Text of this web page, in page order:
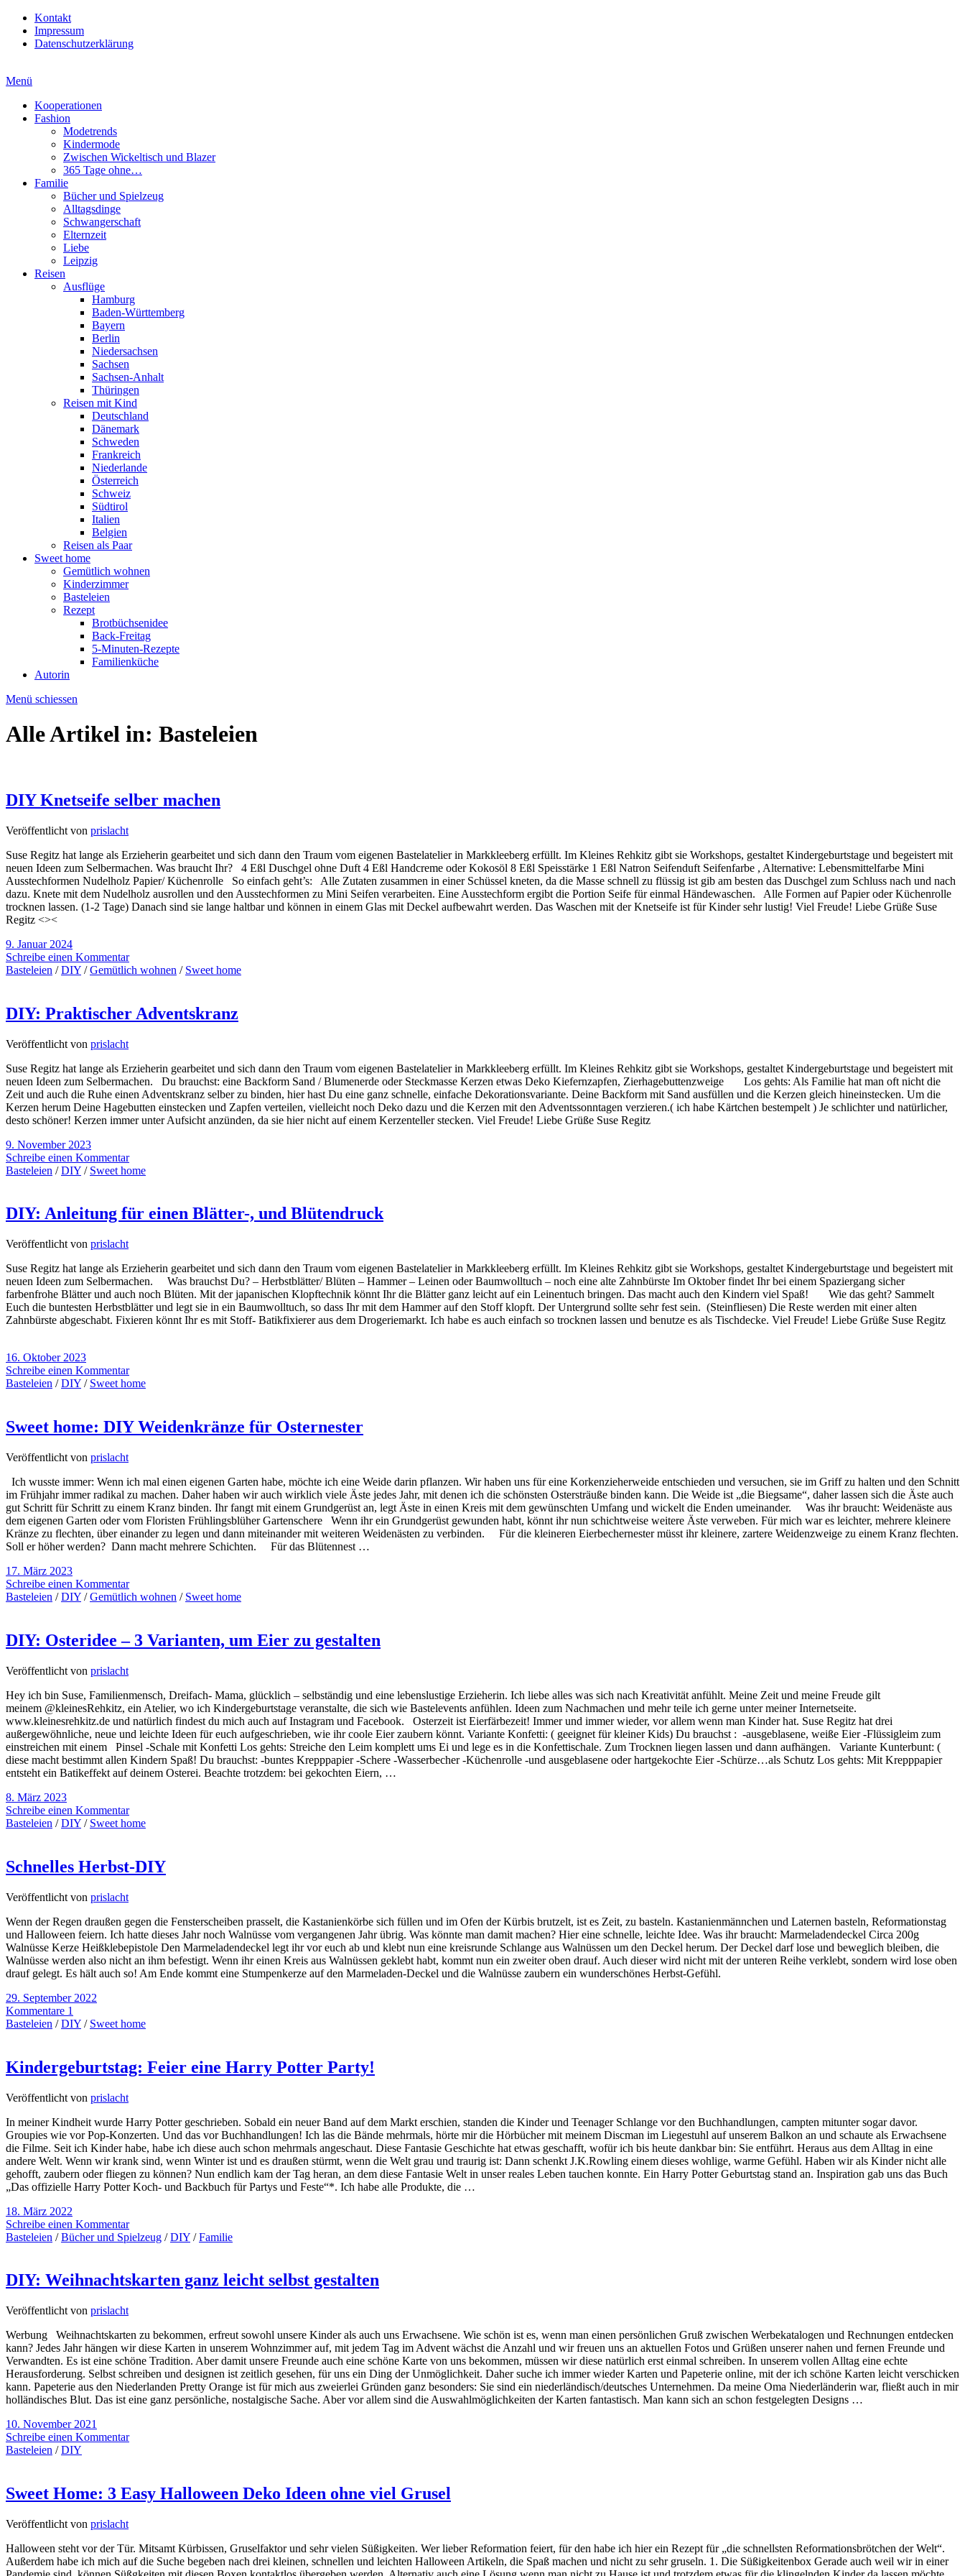
Kontakt
Impressum
Datenschutzerklärung
Menü
Kooperationen
Fashion
Modetrends
Kindermode
Zwischen Wickeltisch und Blazer
365 Tage ohne…
Familie
Bücher und Spielzeug
Alltagsdinge
Schwangerschaft
Elternzeit
Liebe
Leipzig
Reisen
Ausflüge
Hamburg
Baden-Württemberg
Bayern
Berlin
Niedersachsen
Sachsen
Sachsen-Anhalt
Thüringen
Reisen mit Kind
Deutschland
Dänemark
Schweden
Frankreich
Niederlande
Österreich
Schweiz
Südtirol
Italien
Belgien
Reisen als Paar
Sweet home
Gemütlich wohnen
Kinderzimmer
Basteleien
Rezept
Brotbüchsenidee
Back-Freitag
5-Minuten-Rezepte
Familienküche
Autorin
Menü schiessen
Alle Artikel in: Basteleien
DIY Knetseife selber machen
Veröffentlicht von prislacht
Suse Regitz hat lange als Erzieherin gearbeitet und sich dann den Traum vom eigenen Bastelatelier in Markkleeberg erfüllt. Im Kleines Rehkitz gibt sie Workshops, gestaltet Kindergeburtstage und begeistert mit
neuen Ideen zum Selbermachen. Was braucht Ihr? 4 Eßl Duschgel ohne Duft 4 Eßl Handcreme oder Kokosöl 8 Eßl Speisstärke 1 Eßl Natron Seifenduft Seifenfarbe , Alternative: Lebensmittelfarbe Mini
Ausstechformen Nudelholz Papier/ Küchenrolle So einfach geht’s: Alle Zutaten zusammen in einer Schüssel kneten, da die Masse schnell zu flüssig ist gib am besten das Duschgel zum Schluss nach und nach
dazu. Knete mit dem Nudelholz ausrollen und den Ausstechformen zu Mini Seifen verarbeiten. Eine Ausstechform ergibt die Portion Seife für einmal Händewaschen. Alle Formen auf Papier oder Küchenrolle
trocknen lassen. (1-2 Tage) Danach sind sie lange haltbar und können in einem Glas mit Deckel aufbewahrt werden. Das Waschen mit der Knetseife ist für Kinder sehr lustig! Viel Freude! Liebe Grüße Suse
Regitz <><
9. Januar 2024
Schreibe einen Kommentar
Basteleien /DIY /Gemütlich wohnen / Sweet home
DIY: Praktischer Adventskranz
Veröffentlicht von prislacht
Suse Regitz hat lange als Erzieherin gearbeitet und sich dann den Traum vom eigenen Bastelatelier in Markkleeberg erfüllt. Im Kleines Rehkitz gibt sie Workshops, gestaltet Kindergeburtstage und begeistert mit
neuen Ideen zum Selbermachen. Du brauchst: eine Backform Sand / Blumenerde oder Steckmasse Kerzen etwas Deko Kiefernzapfen, Zierhagebuttenzweige Los gehts: Als Familie hat man oft nicht die
Zeit und auch die Ruhe einen Adventskranz selber zu binden, hier hast Du eine ganz schnelle, einfache Dekorationsvariante. Deine Backform mit Sand ausfüllen und die Kerzen gleich hineinstecken. Um die
Kerzen herum Deine Hagebutten einstecken und Zapfen verteilen, vielleicht noch Deko dazu und die Kerzen mit den Adventssonntagen verzieren.( ich habe Kärtchen bestempelt ) Je schlichter und natürlicher,
desto schöner! Kerzen immer unter Aufsicht anzünden, da sie hier nicht auf einem Kerzenteller stecken. Viel Freude! Liebe Grüße Suse Regitz
9. November 2023
Schreibe einen Kommentar
Basteleien /DIY / Sweet home
DIY: Anleitung für einen Blätter-, und Blütendruck
Veröffentlicht von prislacht
Suse Regitz hat lange als Erzieherin gearbeitet und sich dann den Traum vom eigenen Bastelatelier in Markkleeberg erfüllt. Im Kleines Rehkitz gibt sie Workshops, gestaltet Kindergeburtstage und begeistert mit
neuen Ideen zum Selbermachen. Was brauchst Du? – Herbstblätter/ Blüten – Hammer – Leinen oder Baumwolltuch – noch eine alte Zahnbürste Im Oktober findet Ihr bei einem Spaziergang sicher
farbenfrohe Blätter und auch noch Blüten. Mit der japanischen Klopftechnik könnt Ihr die Blätter ganz leicht auf ein Leinentuch bringen. Das macht auch den Kindern viel Spaß! Wie das geht? Sammelt
Euch die buntesten Herbstblätter und legt sie in ein Baumwolltuch, so dass Ihr mit dem Hammer auf den Stoff klopft. Der Untergrund sollte sehr fest sein. (Steinfliesen) Die Reste werden mit einer alten
Zahnbürste abgeschabt. Fixieren könnt Ihr es mit Stoff- Batikfixierer aus dem Drogeriemarkt. Ich habe es auch einfach so trocknen lassen und benutze es als Tischdecke. Viel Freude! Liebe Grüße Suse Regitz
16. Oktober 2023
Schreibe einen Kommentar
Basteleien /DIY / Sweet home
Sweet home: DIY Weidenkränze für Osternester
Veröffentlicht von prislacht
Ich wusste immer: Wenn ich mal einen eigenen Garten habe, möchte ich eine Weide darin pflanzen. Wir haben uns für eine Korkenzieherweide entschieden und versuchen, sie im Griff zu halten und den Schnitt
im Frühjahr immer radikal zu machen. Daher haben wir auch wirklich viele Äste jedes Jahr, mit denen ich die schönsten Ostersträuße binden kann. Die Weide ist „die Biegsame“, daher lassen sich die Äste auch
gut Schritt für Schritt zu einem Kranz binden. Ihr fangt mit einem Grundgerüst an, legt Äste in einen Kreis mit dem gewünschten Umfang und wickelt die Enden umeinander. Was ihr braucht: Weidenäste aus
dem eigenen Garten oder vom Floristen Frühlingsblüher Gartenschere Wenn ihr ein Grundgerüst gewunden habt, könnt ihr nun schichtweise weitere Äste verweben. Für mich war es leichter, mehrere kleinere
Kränze zu flechten, über einander zu legen und dann miteinander mit weiteren Weidenästen zu verbinden. Für die kleineren Eierbechernester müsst ihr kleinere, zartere Weidenzweige zu einem Kranz flechten.
Soll er höher werden? Dann macht mehrere Schichten. Für das Blütennest …
17. März 2023
Schreibe einen Kommentar
Basteleien /DIY /Gemütlich wohnen / Sweet home
DIY: Osteridee – 3 Varianten, um Eier zu gestalten
Veröffentlicht von prislacht
Hey ich bin Suse, Familienmensch, Dreifach- Mama, glücklich – selbständig und eine lebenslustige Erzieherin. Ich liebe alles was sich nach Kreativität anfühlt. Meine Zeit und meine Freude gilt
meinem @kleinesRehkitz, ein Atelier, wo ich Kindergeburtstage veranstalte, die sich wie Bastelevents anfühlen. Ideen zum Nachmachen und mehr teile ich gerne unter meiner Internetseite.
www.kleinesrehkitz.de und natürlich findest du mich auch auf Instagram und Facebook. Osterzeit ist Eierfärbezeit! Immer und immer wieder, vor allem wenn man Kinder hat. Suse Regitz hat drei
außergewöhnliche, neue und leichte Ideen für euch aufgeschrieben, wie ihr coole Eier zaubern könnt. Variante Konfetti: ( geeignet für kleiner Kids) Du brauchst : -ausgeblasene, weiße Eier -Flüssigleim zum
einstreichen mit einem Pinsel -Schale mit Konfetti Los gehts: Streiche den Leim komplett ums Ei und lege es in die Konfettischale. Zum Trocknen liegen lassen und dann aufhängen. Variante Kunterbunt: (
diese macht bestimmt allen Kindern Spaß! Du brauchst: -buntes Krepppapier -Schere -Wasserbecher -Küchenrolle -und ausgeblasene oder hartgekochte Eier -Schürze…als Schutz Los gehts: Mit Krepppapier
entsteht ein Batikeffekt auf deinem Osterei. Beachte trotzdem: bei gekochten Eiern, …
8. März 2023
Schreibe einen Kommentar
Basteleien /DIY / Sweet home
Schnelles Herbst-DIY
Veröffentlicht von prislacht
Wenn der Regen draußen gegen die Fensterscheiben prasselt, die Kastanienkörbe sich füllen und im Ofen der Kürbis brutzelt, ist es Zeit, zu basteln. Kastanienmännchen und Laternen basteln, Reformationstag
und Halloween feiern. Ich hatte dieses Jahr noch Walnüsse vom vergangenen Jahr übrig. Was könnte man damit machen? Hier eine schnelle, leichte Idee. Was ihr braucht: Marmeladendeckel Circa 200g
Walnüsse Kerze Heißklebepistole Den Marmeladendeckel legt ihr vor euch ab und klebt nun eine kreisrunde Schlange aus Walnüssen um den Deckel herum. Der Deckel darf lose und beweglich bleiben, die
Walnüsse werden also nicht an ihm befestigt. Wenn ihr einen Kreis aus Walnüssen geklebt habt, kommt nun ein zweiter oben drauf. Auch dieser wird nicht mit der unteren Reihe verklebt, sondern wird lose oben
drauf gelegt. Es hält auch so! Am Ende kommt eine Stumpenkerze auf den Marmeladen-Deckel und die Walnüsse zaubern ein wunderschönes Herbst-Gefühl.
29. September 2022
Kommentare 1
Basteleien /DIY / Sweet home
Kindergeburtstag: Feier eine Harry Potter Party!
Veröffentlicht von prislacht
In meiner Kindheit wurde Harry Potter geschrieben. Sobald ein neuer Band auf dem Markt erschien, standen die Kinder und Teenager Schlange vor den Buchhandlungen, campten mitunter sogar davor.
Groupies wie vor Pop-Konzerten. Und das vor Buchhandlungen! Ich las die Bände mehrmals, hörte mir die Hörbücher mit meinem Discman im Liegestuhl auf unserem Balkon an und schaute als Erwachsene
die Filme. Seit ich Kinder habe, habe ich diese auch schon mehrmals angeschaut. Diese Fantasie Geschichte hat etwas geschafft, wofür ich bis heute dankbar bin: Sie entführt. Heraus aus dem Alltag in eine
andere Welt. Wenn wir krank sind, wenn Winter ist und es draußen stürmt, wenn die Welt grau und traurig ist: Dann schenkt J.K.Rowling einem dieses wohlige, warme Gefühl. Haben wir als Kinder nicht alle
gehofft, zaubern oder fliegen zu können? Nun endlich kam der Tag heran, an dem diese Fantasie Welt in unser reales Leben tauchen konnte. Ein Harry Potter Geburtstag stand an. Inspiration gab uns das Buch
„Das offizielle Harry Potter Koch- und Backbuch für Partys und Feste“*. Ich habe alle Produkte, die …
18. März 2022
Schreibe einen Kommentar
Basteleien /Bücher und Spielzeug /DIY /Familie
DIY: Weihnachtskarten ganz leicht selbst gestalten
Veröffentlicht von prislacht
Werbung Weihnachtskarten zu bekommen, erfreut sowohl unsere Kinder als auch uns Erwachsene. Wie schön ist es, wenn man einen persönlichen Gruß zwischen Werbekatalogen und Rechnungen entdecken
kann? Jedes Jahr hängen wir diese Karten in unserem Wohnzimmer auf, mit jedem Tag im Advent wächst die Anzahl und wir freuen uns an aktuellen Fotos und Grüßen unserer nahen und fernen Freunde und
Verwandten. Es ist eine schöne Tradition. Aber damit unsere Freunde auch eine schöne Karte von uns bekommen, müssen wir diese natürlich erst einmal schreiben. In unserem vollen Alltag eine echte
Herausforderung. Selbst schreiben und designen ist zeitlich gesehen, für uns ein Ding der Unmöglichkeit. Daher suche ich immer wieder Karten und Papeterie online, mit der ich schöne Karten leicht verschicken
kann. Papeterie aus den Niederlanden Pretty Orange ist für mich aus zweierlei Gründen ganz besonders: Sie sind ein niederländisch/deutsches Unternehmen. Da meine Oma Niederländerin war, fließt auch in mir
holländisches Blut. Das ist eine ganz persönliche, nostalgische Sache. Aber vor allem sind die Auswahlmöglichkeiten der Karten fantastisch. Man kann sich an schon festgelegten Designs …
10. November 2021
Schreibe einen Kommentar
Basteleien /DIY
Sweet Home: 3 Easy Halloween Deko Ideen ohne viel Grusel
Veröffentlicht von prislacht
Halloween steht vor der Tür. Mitsamt Kürbissen, Gruselfaktor und sehr vielen Süßigkeiten. Wer lieber Reformation feiert, für den habe ich hier ein Rezept für „die schnellsten Reformationsbrötchen der Welt“.
Außerdem habe ich mich auf die Suche begeben nach drei kleinen, schnellen und leichten Halloween Artikeln, die Spaß machen und nicht zu sehr gruseln. 1. Die Süßigkeitenbox Gerade auch weil wir in einer